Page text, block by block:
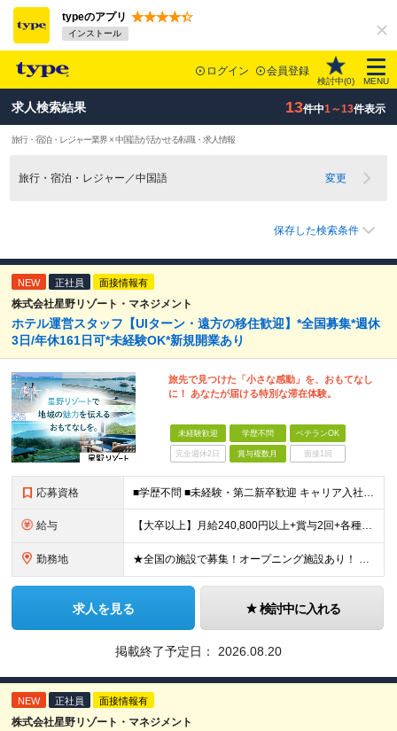
typeのアプリ
インストール
ログイン 会員登録
検討中(0) MENU
求人検索結果 13件中1～13件表示
旅行・宿泊・レジャー業界 × 中国語が活かせる転職・求人情報
旅行・宿泊・レジャー／中国語 変更
保存した検索条件
NEW 正社員 面接情報有
株式会社星野リゾート・マネジメント
ホテル運営スタッフ【UIターン・遠方の移住歓迎】*全国募集*週休
3日/年休161日可*未経験OK*新規開業あり
旅先で見つけた「小さな感動」を、おもてなし
に！ あなたが届ける特別な滞在体験。
未経験歓迎 学歴不問 ベテランOK
完全週休2日 賞与複数月 面接1回
応募資格 ■学歴不問 ■未経験・第二新卒歓迎 キャリア入社のメンバーは元美容師、営業、教員などさまざま！ 『遠方への引っ越しが可能な方』や『地方に行ってみたい・勤務したい方』なども この機会に新しい人生にチャ
給与 【大卒以上】月給240,800円以上+賞与2回+各種手当 【短大・専門学校卒】月給204,400円以上+賞与2回+各種手当 【上記以外】月給187,000円以上+賞与2回+各種手当 ※経験、資格、能
勤務地 ★全国の施設で募集！オープニング施設あり！ ★希望しない転勤原則なし 【積極採用エリア】 ■界 蔵王（26年10月開業予定） ※開業前に入社された場合、全国の星野リゾートの施設で勤務後、開業時期に異
求人を見る 検討中に入れる
掲載終了予定日： 2026.08.20
NEW 正社員 面接情報有
株式会社星野リゾート・マネジメント